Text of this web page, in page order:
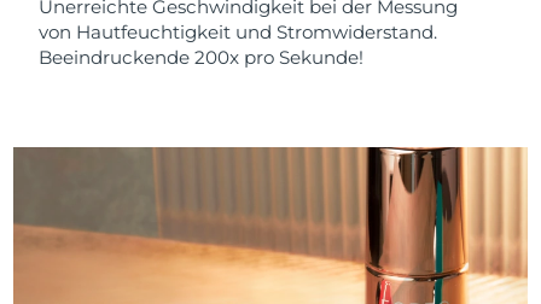
Unerreichte Geschwindigkeit bei der Messung
von Hautfeuchtigkeit und Stromwiderstand.
Beeindruckende 200x pro Sekunde!